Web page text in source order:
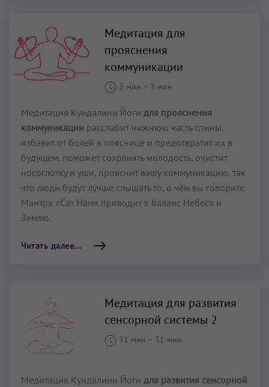
Медитация для
прояснения
коммуникации
3 мин – 3 мин
Медитация Кундалини Йоги для прояснения
коммуникации расслабит нижнюю часть спины,
избавит от болей в пояснице и предотвратит их в
будущем, поможет сохранять молодость, очистит
носоглотку и уши, прояснит вашу коммуникацию, так
что люди будут лучше слышать то, о чём вы говорите.
Мантра «Сат Нам» приводит в баланс Небеса и
Землю.
Читать далее...
Медитация для развития
сенсорной системы 2
31 мин – 31 мин
Медитация Кундалини Йоги для развития сенсорной